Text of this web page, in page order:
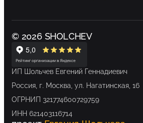
© 2026 SHOLCHEV
ИП Шольчев Евгений Геннадиевич
Россия, г. Москва, ул. Нагатинская, 16
ОГРНИП 321774600729759
ИНН 621403116714